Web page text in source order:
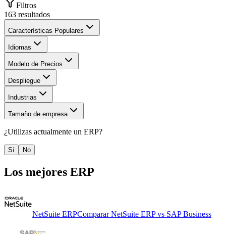
Filtros
163 resultados
Características Populares
Idiomas
Modelo de Precios
Despliegue
Industrias
Tamaño de empresa
¿Utilizas actualmente un ERP?
Sí No
Los mejores ERP
NetSuite ERPComparar NetSuite ERPvs SAP Business